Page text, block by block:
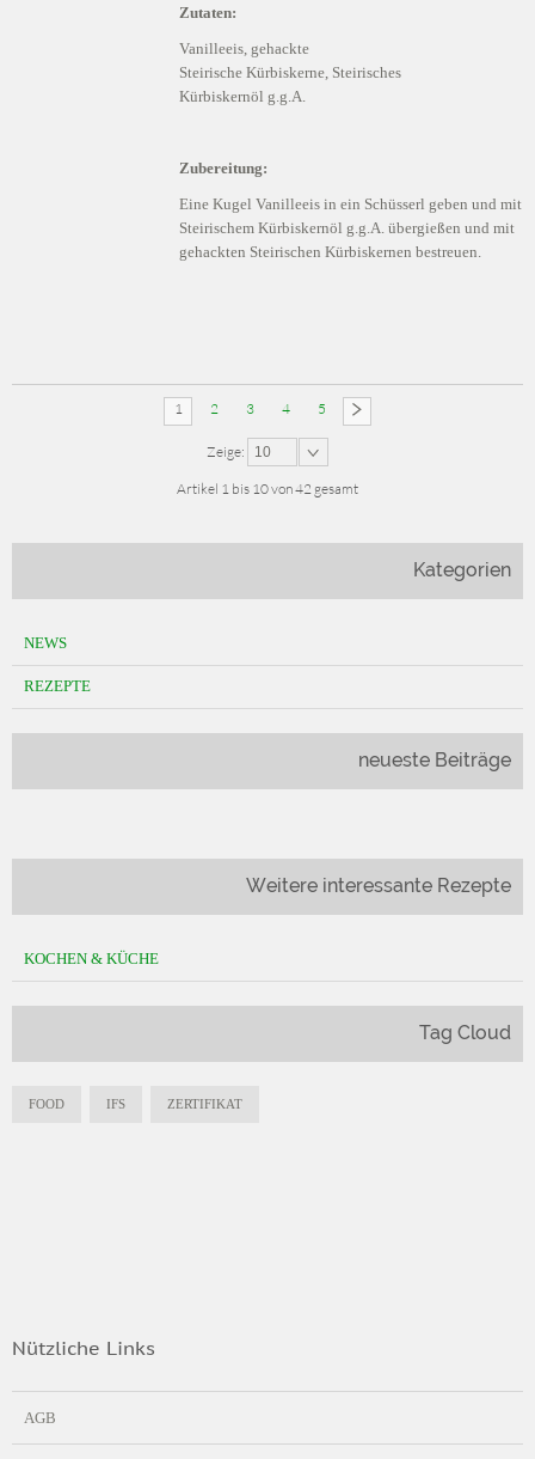
Zutaten:
Vanilleeis, gehackte
Steirische Kürbiskerne, Steirisches
Kürbiskernöl g.g.A.
Zubereitung:
Eine Kugel Vanilleeis in ein Schüsserl geben und mit
Steirischem Kürbiskernöl g.g.A. übergießen und mit
gehackten Steirischen Kürbiskernen bestreuen.
1 2 3 4 5
Zeige: 10
Artikel 1 bis 10 von 42 gesamt
Kategorien
NEWS
REZEPTE
neueste Beiträge
Weitere interessante Rezepte
KOCHEN & KÜCHE
Tag Cloud
FOOD IFS ZERTIFIKAT
Nützliche Links
AGB